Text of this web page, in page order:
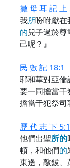
撒 母 耳 記 上
我所吩咐獻在
的兒子過於
己呢？』
民 數 記 18:1
耶和華對亞倫
要一同擔當干
擔當干犯祭司
歷 代 志 下
他們出聖所的
頓，和他們的
東邊，敲鈸、